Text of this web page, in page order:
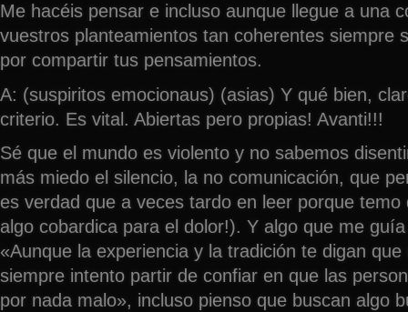
Me hacéis pensar e incluso aunque llegue a una
vuestros planteamientos tan coherentes siempre
por compartir tus pensamientos.
A: (suspiritos emocionaus) (asias) Y qué bien,
criterio. Es vital. Abiertas pero propias! Avanti!!!
Sé que el mundo es violento y no sabemos
más miedo el silencio, la no comunicación, que
es verdad que a veces tardo en leer porque temo
algo cobardica para el dolor!). Y algo que me
«Aunque la experiencia y la tradición te digan
siempre intento partir de confiar en que las
por nada malo», incluso pienso que buscan algo